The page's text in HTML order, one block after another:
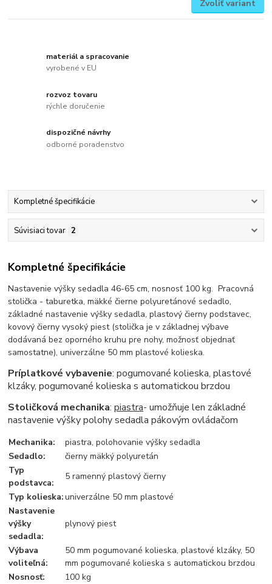
Zvoliť variant
materiál a spracovanie
vyrobené v EU
rozvoz tovaru
rýchle doručenie
dispozičné návrhy
odborné poradenstvo
Kompletné špecifikácie
Súvisiaci tovar 2
Kompletné špecifikácie
Nastavenie výšky sedadla 46-65 cm, nosnosť 100 kg. Pracovná
stolička - taburetka, mäkké čierne polyuretánové sedadlo,
základné nastavenie výšky sedadla, plastový čierny podstavec,
kovový čierny vysoký piest (stolička je v základnej výbave
dodávaná bez oporného kruhu pre nohy, možnosť objednať
samostatne), univerzálne 50 mm plastové kolieska.
Príplatkové vybavenie: pogumované kolieska, plastové
klzáky, pogumované kolieska s automatickou brzdou
Stoličková mechanika:piastra- umožňuje len základné
nastavenie výšky polohy sedadla pákovým ovládačom
Mechanika:
piastra, polohovanie výšky sedadla
Sedadlo:
čierny mäkký polyuretán
Typ
podstavca:
5 ramenný plastový čierny
Typ kolieska:univerzálne 50 mm plastové
Nastavenie
výšky
sedadla:
plynový piest
Výbava
voliteľná:
50 mm pogumované kolieska, plastové klzáky, 50
mm pogumované kolieska s automatickou brzdou
Nosnosť:
100 kg